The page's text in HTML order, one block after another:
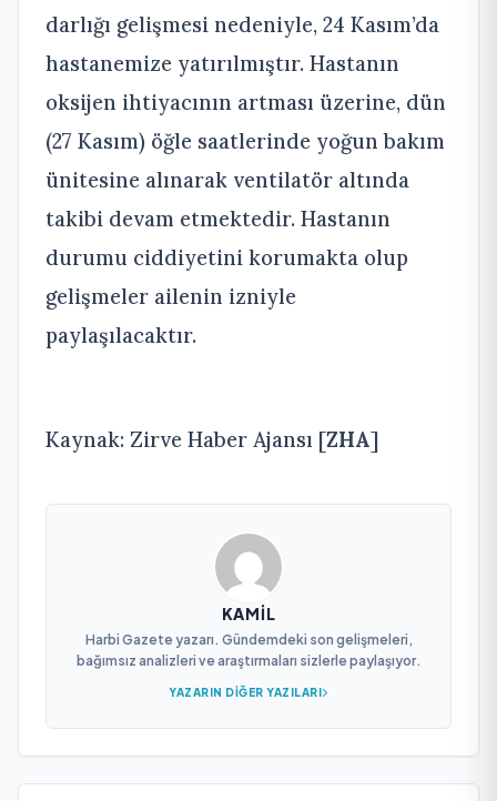
darlığı gelişmesi nedeniyle, 24 Kasım’da
hastanemize yatırılmıştır. Hastanın
oksijen ihtiyacının artması üzerine, dün
(27 Kasım) öğle saatlerinde yoğun bakım
ünitesine alınarak ventilatör altında
takibi devam etmektedir. Hastanın
durumu ciddiyetini korumakta olup
gelişmeler ailenin izniyle
paylaşılacaktır.
Kaynak: Zirve Haber Ajansı [ZHA]
KAMIL
Harbi Gazete yazarı. Gündemdeki son gelişmeleri,
bağımsız analizleri ve araştırmaları sizlerle paylaşıyor.
YAZARIN DIĞER YAZILARI